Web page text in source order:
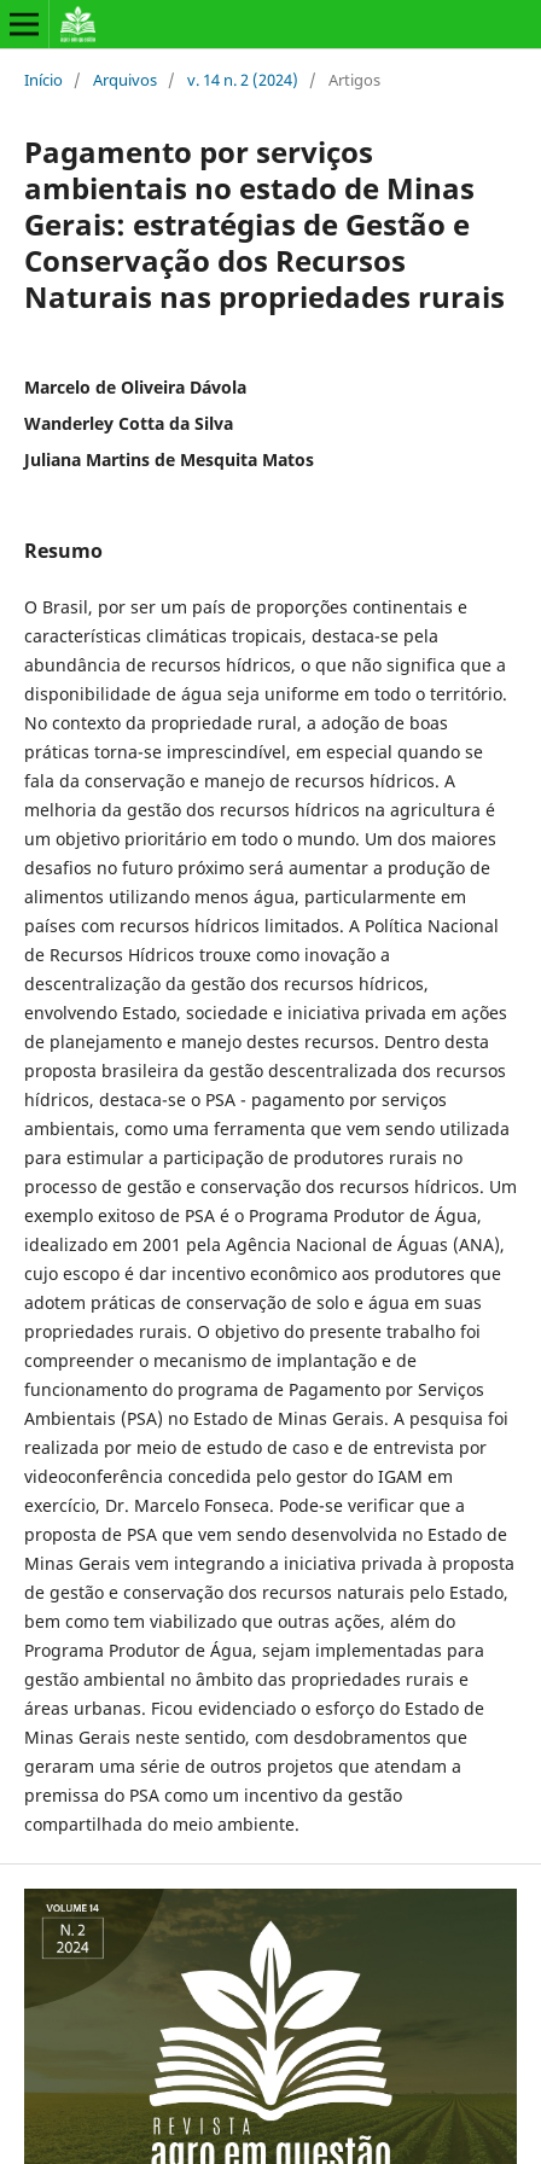
Início / Arquivos / v. 14 n. 2 (2024) / Artigos
Pagamento por serviços
ambientais no estado de Minas
Gerais: estratégias de Gestão e
Conservação dos Recursos
Naturais nas propriedades rurais
Marcelo de Oliveira Dávola
Wanderley Cotta da Silva
Juliana Martins de Mesquita Matos
Resumo
O Brasil, por ser um país de proporções continentais e
características climáticas tropicais, destaca-se pela
abundância de recursos hídricos, o que não significa que a
disponibilidade de água seja uniforme em todo o território.
No contexto da propriedade rural, a adoção de boas
práticas torna-se imprescindível, em especial quando se
fala da conservação e manejo de recursos hídricos. A
melhoria da gestão dos recursos hídricos na agricultura é
um objetivo prioritário em todo o mundo. Um dos maiores
desafios no futuro próximo será aumentar a produção de
alimentos utilizando menos água, particularmente em
países com recursos hídricos limitados. A Política Nacional
de Recursos Hídricos trouxe como inovação a
descentralização da gestão dos recursos hídricos,
envolvendo Estado, sociedade e iniciativa privada em ações
de planejamento e manejo destes recursos. Dentro desta
proposta brasileira da gestão descentralizada dos recursos
hídricos, destaca-se o PSA - pagamento por serviços
ambientais, como uma ferramenta que vem sendo utilizada
para estimular a participação de produtores rurais no
processo de gestão e conservação dos recursos hídricos. Um
exemplo exitoso de PSA é o Programa Produtor de Água,
idealizado em 2001 pela Agência Nacional de Águas (ANA),
cujo escopo é dar incentivo econômico aos produtores que
adotem práticas de conservação de solo e água em suas
propriedades rurais. O objetivo do presente trabalho foi
compreender o mecanismo de implantação e de
funcionamento do programa de Pagamento por Serviços
Ambientais (PSA) no Estado de Minas Gerais. A pesquisa foi
realizada por meio de estudo de caso e de entrevista por
videoconferência concedida pelo gestor do IGAM em
exercício, Dr. Marcelo Fonseca. Pode-se verificar que a
proposta de PSA que vem sendo desenvolvida no Estado de
Minas Gerais vem integrando a iniciativa privada à proposta
de gestão e conservação dos recursos naturais pelo Estado,
bem como tem viabilizado que outras ações, além do
Programa Produtor de Água, sejam implementadas para
gestão ambiental no âmbito das propriedades rurais e
áreas urbanas. Ficou evidenciado o esforço do Estado de
Minas Gerais neste sentido, com desdobramentos que
geraram uma série de outros projetos que atendam a
premissa do PSA como um incentivo da gestão
compartilhada do meio ambiente.